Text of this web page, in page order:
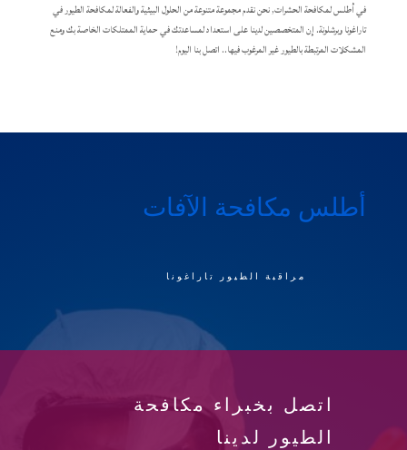
في أطلس لمكافحة الحشرات, نحن نقدم مجموعة متنوعة من الحلول البيئية والفعالة لمكافحة الطيور في
تاراغونا وبرشلونة. إن المتخصصين لدينا على استعداد لمساعدتك في حماية الممتلكات الخاصة بك ومنع
المشكلات المرتبطة بالطيور غير المرغوب فيها.. اتصل بنا اليوم!
أطلس مكافحة الآفات
مراقبة الطيور تاراغونا
اتصل بخبراء مكافحة
الطيور لدينا